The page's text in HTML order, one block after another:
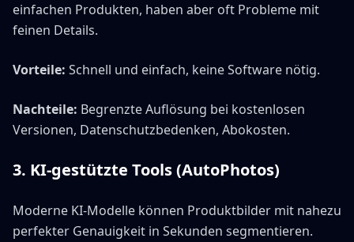
einfachen Produkten, haben aber oft Probleme mit
feinen Details.
Vorteile: Schnell und einfach, keine Software nötig.
Nachteile: Begrenzte Auflösung bei kostenlosen
Versionen, Datenschutzbedenken, Abokosten.
3. KI-gestützte Tools (AutoPhotos)
Moderne KI-Modelle können Produktbilder mit nahezu
perfekter Genauigkeit in Sekunden segmentieren.